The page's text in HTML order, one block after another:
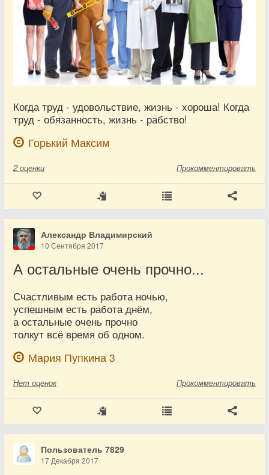
Когда труд - удовольствие, жизнь - хороша! Когда
труд - обязанность, жизнь - рабство!
Горький Максим
2 оценки Прокомментировать
Александр Владимирский
10 Сентября 2017
А остальные очень прочно...
Счастливым есть работа ночью,
успешным есть работа днём,
а остальные очень прочно
толкут всё время об одном.
Мария Пупкина 3
Нет оценок Прокомментировать
Пользователь 7829
17 Декабря 2017